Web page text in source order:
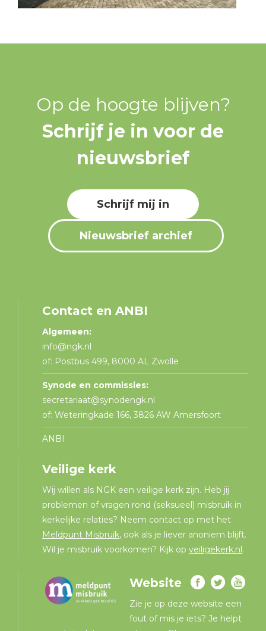
Op de hoogte blijven?
Schrijf je in voor de
nieuwsbrief
Schrijf mij in
Nieuwsbrief archief
Contact en ANBI
Algemeen:
info@ngk.nl
of: Postbus 499, 8000 AL Zwolle
Synode en commissies:
secretariaat@synodengk.nl
of: Weteringkade 166, 3826 AW Amersfoort
ANBI
Veilige kerk
Wij willen als NGK een veilige kerk zijn. Heb jij
problemen of vragen rond (seksueel) misbruik in
kerkelijke relaties? Neem contact op met het
Meldpunt Misbruik, ook als je liever anoniem blijft.
Wil je misbruik voorkomen? Kijk opveiligekerk.nl.
Website
Zie je op deze website een
fout of mis je iets? Je helpt